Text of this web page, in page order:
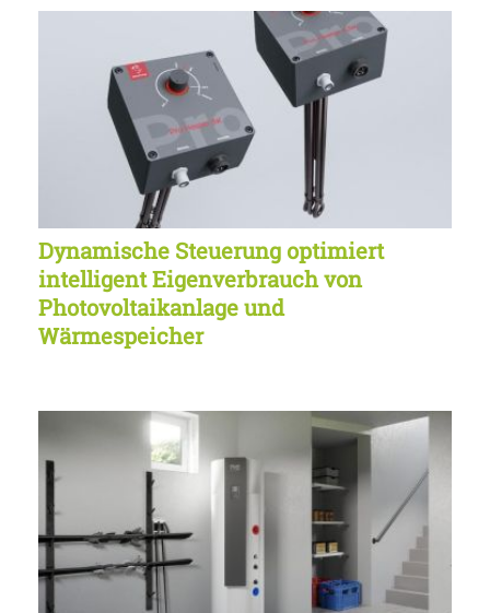
Dynamische Steuerung optimiert
intelligent Eigenverbrauch von
Photovoltaikanlage und
Wärmespeicher